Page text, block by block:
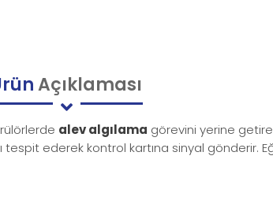
Açıklaması
alev algılama görevini yerine
tespit ederek kontrol kartına sinyal gönderir.